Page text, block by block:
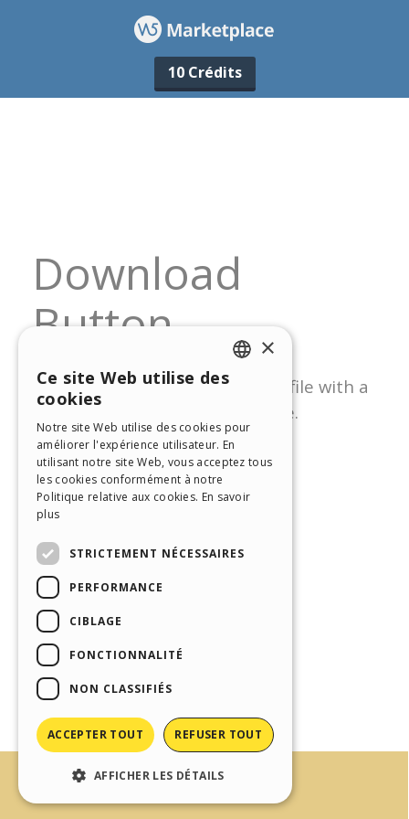
10 Crédits
ENGLISH
GERMAN
SPANISH
×
Ce site Web utilise des
cookies
Notre site Web utilise des cookies pour
améliorer l'expérience utilisateur. En
utilisant notre site Web, vous acceptez tous
les cookies conformément à notre
Politique relative aux cookies. En savoir
plus
STRICTEMENT NÉCESSAIRES
PERFORMANCE
CIBLAGE
FONCTIONNALITÉ
NON CLASSIFIÉS
ACCEPTER TOUT REFUSER TOUT
AFFICHER LES DÉTAILS